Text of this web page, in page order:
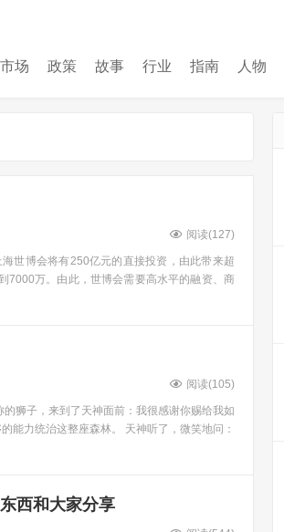
市场 政策 故事 行业 指南 人物
阅读(127)
世博会将有250亿元的直接投资，由此带来超
7000万。由此，世博会需要高水平的融资、商
阅读(105)
狮子，来到了天神面前：我很感谢你赐给我如
能力统治这整座森林。 天神听了，微笑地问：
西和大家分享